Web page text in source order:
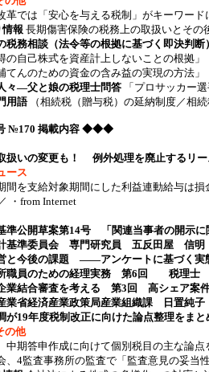
革では「安心を与える税制」がキーワード
情報 長期傷害保険の税務上の取扱いとそ
税務相談（法令等の根拠に基づく即決判
自己株式を資産計上しないことの根拠」
んのための資金の含み益の実現の方法」
々―父と娘の税理士問答 「プロサッカー
用語
（相続税（贈与税）の延納制度／相
№170 掲載内容 ◆◆◆
扱いの変更も！ 例外処理を廃止するリ
ース
間を支給対象期間にした利益連動給与は
・from Internet
準公開草案第14号 「関連当事者の開示
準委員会 専門研究員 五反田屋 信明
と今後の課題 ――アンケートに基づく
所職員のための経理実務 第6回 税理士
業結合審査を考える 第3回 高シェア案
省経済産業政策局産業組織課 日置純子
が19年度税制改正に向けた論点整理をま
の他
中期答申作成に向けて個別税目の主な論点
、4監査事務所の監査で「監査意見の妥当